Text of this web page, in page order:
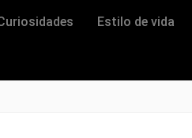
Estilo de vida